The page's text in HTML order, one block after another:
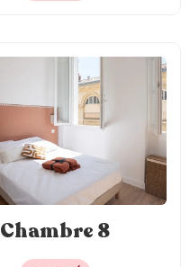
Chambre 8